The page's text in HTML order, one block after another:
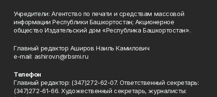
Учредители: Агентство по печати и средствам массовой
информации Республики Башкортостан; Акционерное
общество Издательский дом «Республика Башкортостан».
Главный редактор Аширов Наиль Камилович
e-mail: ashirov.n@rbsmi.ru
Телефон
Главный редактор: (347)272-62-07. Ответственный секретарь:
(347)272-61-66. Художественный секретарь, журналисты: